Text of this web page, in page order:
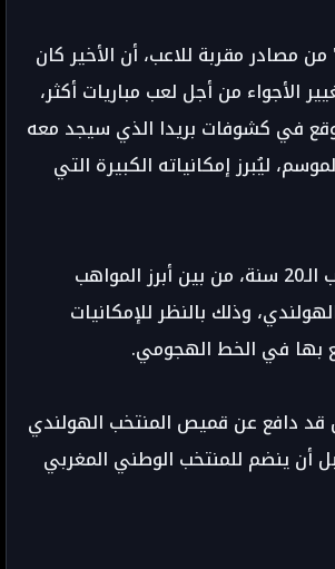
مصادر مقربة للاعب، أن الأخير كان
الأجواء من أجل لعب مباريات أكثر،
في كشوفات بريدا الذي سيجد معه
ليُبرز إمكانياته الكبيرة التي
ويعتبر بنيس صاحب الـ20 سنة، من بين أبرز المواهب
وذلك بالنظر للإمكانيات
بها في الخط الهجومي.
دافع عن قميص المنتخب الهولندي
أن ينضم للمنتخب الوطني المغربي